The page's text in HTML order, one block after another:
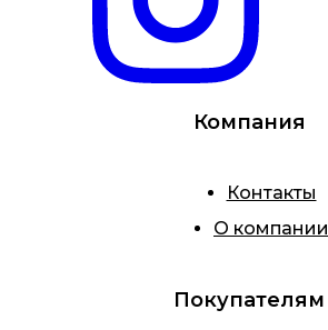
Компания
Контакты
О компании
Покупателям